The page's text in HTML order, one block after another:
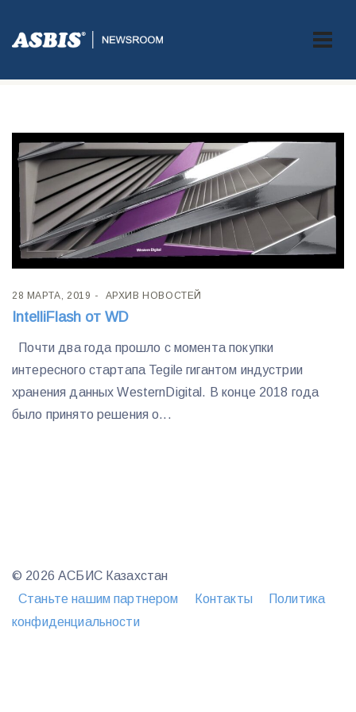
Метка:IntelliFlash WD
28 МАРТА, 2019 АРХИВ НОВОСТЕЙ
IntelliFlash от WD
Почти два года прошло с момента покупки
интересного стартапа Tegile гигантом индустрии
хранения данных WesternDigital. В конце 2018 года
было принято решения о...
© 2026 АСБИС Казахстан
Станьте нашим партнером
Контакты
Политика
конфиденциальности